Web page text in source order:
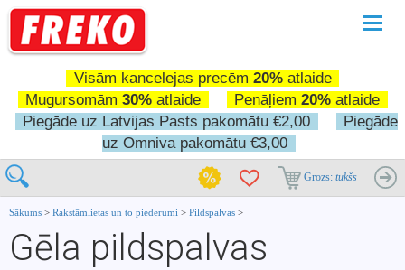
Visām kancelejas precēm 20%atlaide
Mugursomām 30% atlaide Penāļiem 20% atlaide
Piegāde uz Latvijas Pasts pakomātu €2,00
Piegāde
uz Omniva pakomātu €3,00
Grozs: tukšs
Sākums > Rakstāmlietas un to piederumi > Pildspalvas >
Gēla pildspalvas